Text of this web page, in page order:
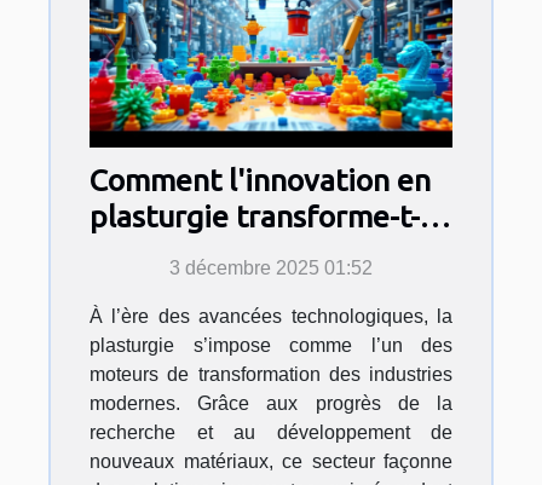
Comment l'innovation en
plasturgie transforme-t-
elle les industries
3 décembre 2025 01:52
À l’ère des avancées technologiques, la
plasturgie s’impose comme l’un des
moteurs de transformation des industries
modernes. Grâce aux progrès de la
recherche et au développement de
nouveaux matériaux, ce secteur façonne